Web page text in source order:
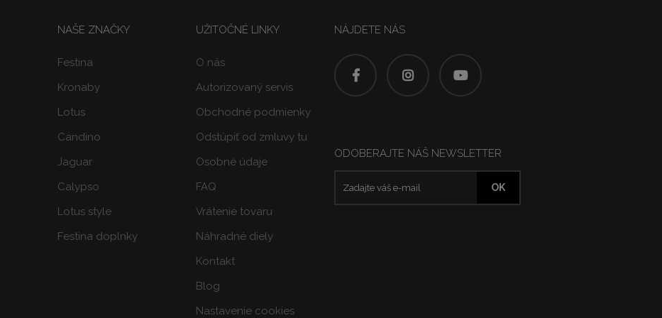
NAŠE ZNAČKY
Festina
Kronaby
Lotus
Candino
Jaguar
Calypso
Lotus style
Festina doplnky
UŽITOČNÉ LINKY
O nás
Autorizovaný servis
Obchodné podmienky
Odstúpiť od zmluvy tu
Osobné údaje
FAQ
Vrátenie tovaru
Náhradné diely
Kontakt
Blog
Nastavenie cookies
NÁJDETE NÁS
ODOBERAJTE NÁŠ NEWSLETTER